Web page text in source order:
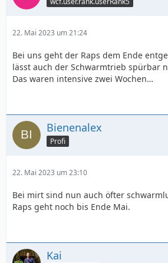
22. Mai 2023 um 21:24
Bei uns geht der Raps dem Ende
lässt auch der Schwarmtrieb spürbar
Das waren intensive zwei Wochen…
Bienenalex
Profi
22. Mai 2023 um 23:10
Bei mirt sind nun auch öfter
Raps geht noch bis Ende Mai.
Kai